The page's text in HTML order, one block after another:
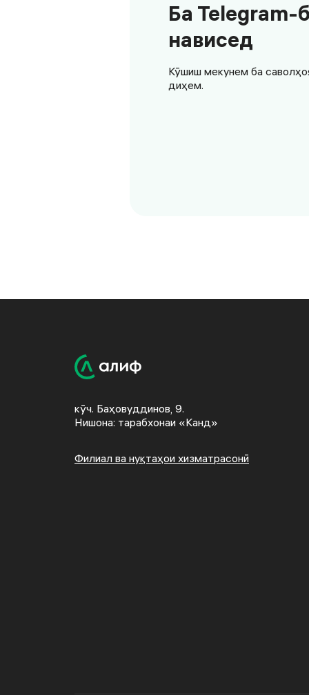
Ба Telegram-
нависед
Кӯшиш мекунем ба
диҳем.
кӯч. Баҳовуддинов, 9.
Нишона: тарабхонаи «Канд»
Филиал ва нуқтаҳои хизматрасонӣ